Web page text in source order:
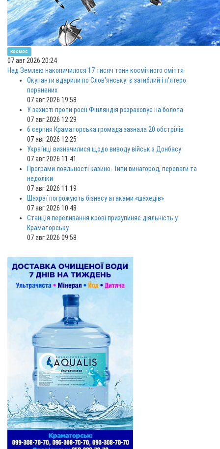
космос
07 авг 2026 20:24
Над Землею накопичилося 17 тисяч тонн космічного сміття
Окупанти вдарили по Слов'янську: є загиблий і п'ятеро
поранених
07 авг 2026 19:58
У захисті проти росії Фінляндія розраховує на болота
07 авг 2026 12:29
6 серпня Краматорська громада зазнала 20 обстрілів
07 авг 2026 12:25
Українці визначилися щодо виводу військ з Донбасу
07 авг 2026 11:41
Програми лояльності казино. Типи винагород, переваги та
недоліки
07 авг 2026 11:19
Шахраї погрожують бізнесу атаками «шахедів»
07 авг 2026 10:48
Станція переливання крові призупиняє діяльність у
Краматорську
07 авг 2026 09:58